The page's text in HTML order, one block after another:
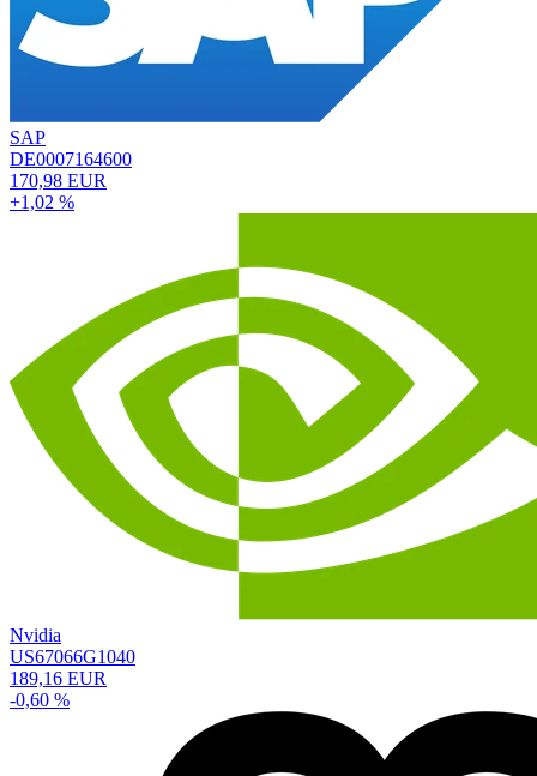
SAP
DE0007164600
170,98 EUR
+1,02 %
Nvidia
US67066G1040
189,16 EUR
-0,60 %